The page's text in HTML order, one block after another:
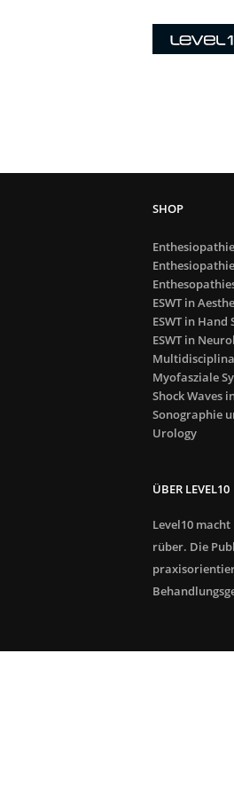
ESWT in
ESWT in Hand
ESWT in
Myofasziale
Shock Waves
Sonographie
Urology
ÜBER LEVEL10
Level10
rüber. Die